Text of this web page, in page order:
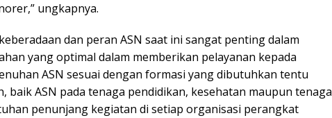
ungkapnya.
dan peran ASN saat ini sangat penting dalam
yang optimal dalam memberikan pelayanan kepada
ASN sesuai dengan formasi yang dibutuhkan tentu
baik ASN pada tenaga pendidikan, kesehatan maupun tenaga
penunjang kegiatan di setiap organisasi perangkat